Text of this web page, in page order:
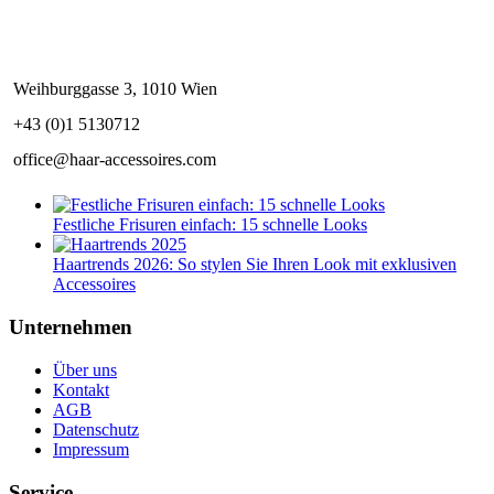
Weihburggasse 3, 1010 Wien
+43 (0)1 5130712
office@haar-accessoires.com
Festliche Frisuren einfach: 15 schnelle Looks
Haartrends 2026: So stylen Sie Ihren Look mit exklusiven
Accessoires
Unternehmen
Über uns
Kontakt
AGB
Datenschutz
Impressum